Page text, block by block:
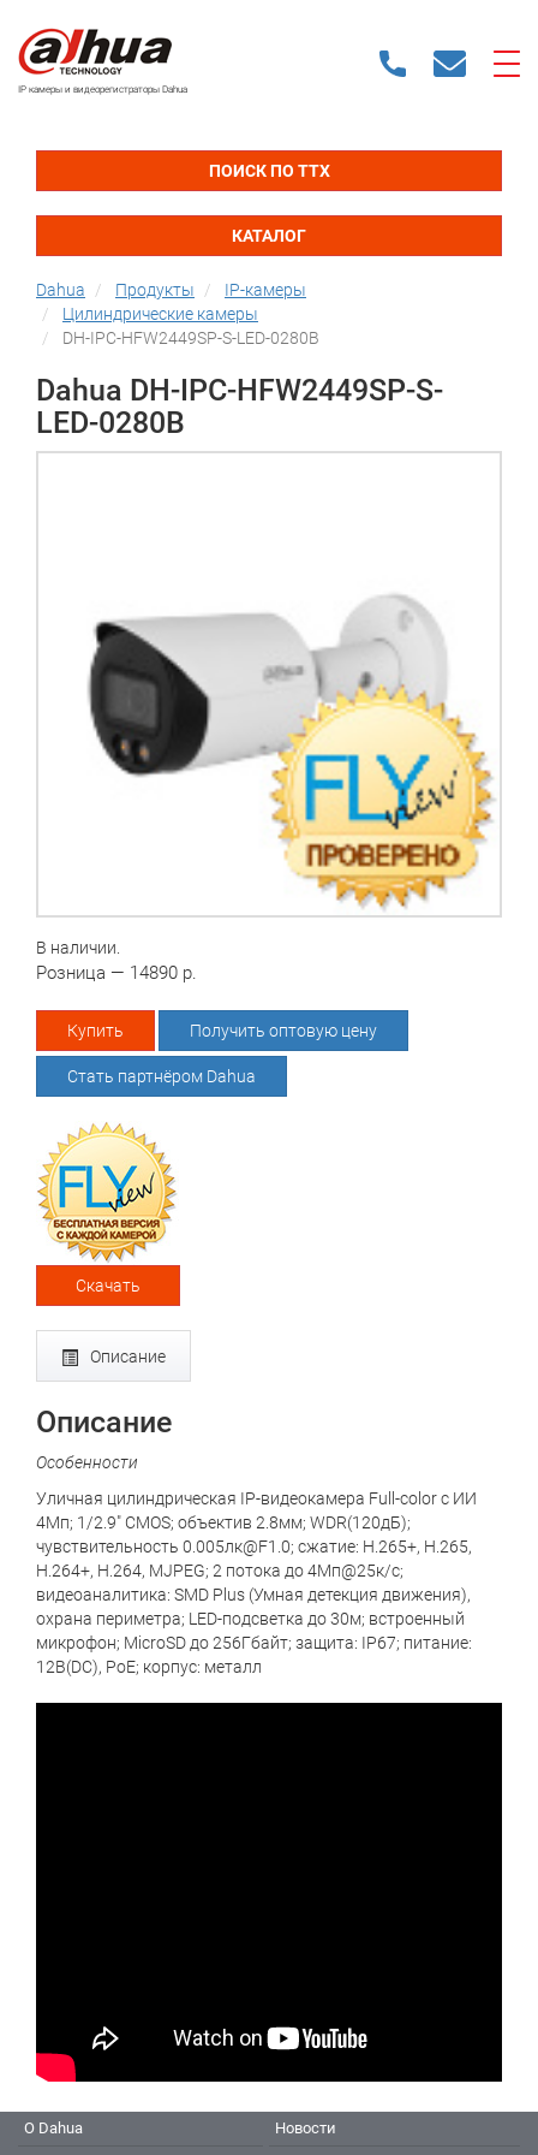
IP камеры и видеорегистраторы Dahua
ПОИСК ПО ТТХ
КАТАЛОГ
Dahua Продукты
IP-камеры
Цилиндрические камеры
DH-IPC-HFW2449SP-S-LED-0280B
Dahua DH-IPC-HFW2449SP-S-
LED-0280B
В наличии.
Розница — 14890 р.
Купить Получить оптовую цену
Стать партнёром Dahua
Скачать
Описание
Описание
Особенности
Уличная цилиндрическая IP-видеокамера Full-color с ИИ
4Мп; 1/2.9" CMOS; объектив 2.8мм; WDR(120дБ);
чувствительность 0.005лк@F1.0; сжатие: H.265+, H.265,
H.264+, H.264, MJPEG; 2 потока до 4Мп@25к/с;
видеоаналитика: SMD Plus (Умная детекция движения),
охрана периметра; LED-подсветка до 30м; встроенный
микрофон; MicroSD до 256Гбайт; защита: IP67; питание:
12В(DC), PoE; корпус: металл
О Dahua
Новости